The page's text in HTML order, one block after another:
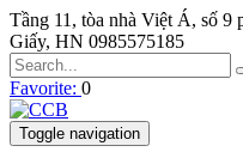
Tầng 11, tòa nhà Việt Á, số
Giấy, HN 0985575185
Favorite: 0
Toggle navigation